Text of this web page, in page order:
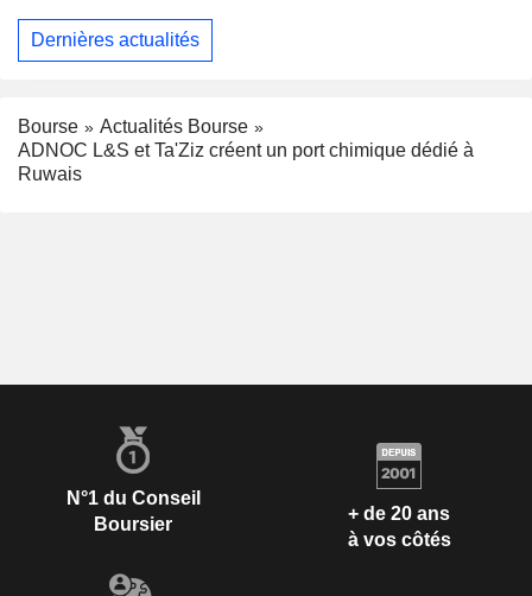
Dernières actualités
Bourse
Actualités Bourse
ADNOC L&S et Ta'Ziz créent un port chimique dédié à
Ruwais
N°1 du Conseil
Boursier
+ de 20 ans
à vos côtés